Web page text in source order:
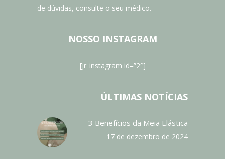
de dúvidas, consulte o seu médico.
NOSSO INSTAGRAM
[jr_instagram id=”2″]
ÚLTIMAS NOTÍCIAS
3 Benefícios da Meia Elástica
17 de dezembro de 2024